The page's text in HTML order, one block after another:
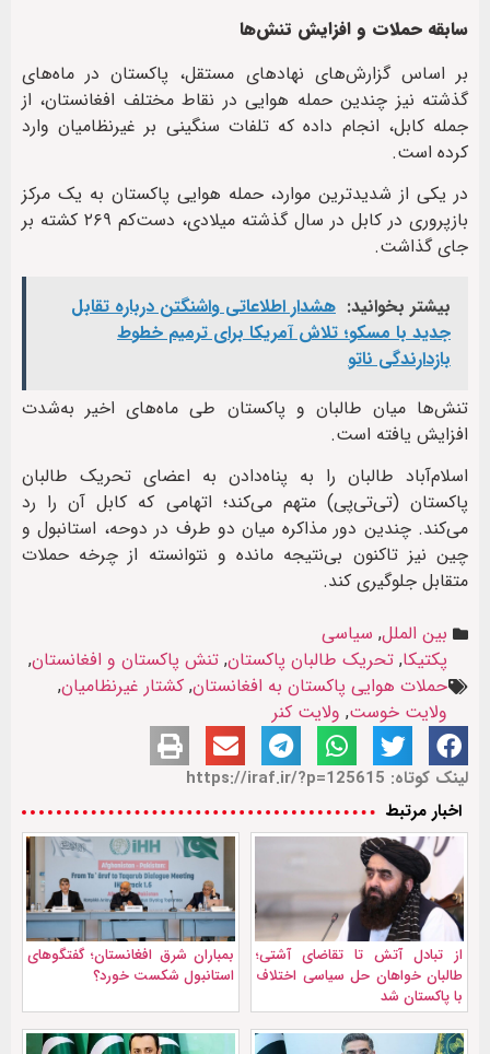
سابقه حملات و افزایش تنش‌ها
بر اساس گزارش‌های نهادهای مستقل، پاکستان در ماه‌های
گذشته نیز چندین حمله هوایی در نقاط مختلف افغانستان، از
جمله کابل، انجام داده که تلفات سنگینی بر غیرنظامیان وارد
کرده است.
در یکی از شدیدترین موارد، حمله هوایی پاکستان به یک مرکز
بازپروری در کابل در سال گذشته میلادی، دست‌کم ۲۶۹ کشته بر
جای گذاشت.
بیشتر بخوانید: هشدار اطلاعاتی واشنگتن درباره تقابل
جدید با مسکو؛ تلاش آمریکا برای ترمیم خطوط
بازدارندگی ناتو
تنش‌ها میان طالبان و پاکستان طی ماه‌های اخیر به‌شدت
افزایش یافته است.
اسلام‌آباد طالبان را به پناه‌دادن به اعضای تحریک طالبان
پاکستان (تی‌تی‌پی) متهم می‌کند؛ اتهامی که کابل آن را رد
می‌کند. چندین دور مذاکره میان دو طرف در دوحه، استانبول و
چین نیز تاکنون بی‌نتیجه مانده و نتوانسته از چرخه حملات
متقابل جلوگیری کند.
بین الملل, سیاسی
پکتیکا, تحریک طالبان پاکستان, تنش پاکستان و افغانستان,
حملات هوایی پاکستان به افغانستان, کشتار غیرنظامیان,
ولایت خوست, ولایت کنر
لینک کوتاه: https://iraf.ir/?p=125615
اخبار مرتبط
از تبادل آتش تا تقاضای آشتی؛
طالبان خواهان حل سیاسی اختلاف
با پاکستان شد
بمباران شرق افغانستان؛ گفتگوهای
استانبول شکست خورد؟